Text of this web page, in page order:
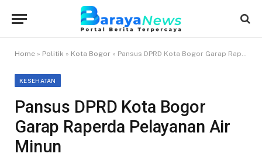
Home » Politik » Kota Bogor » Pansus DPRD Kota Bogor Garap Raperda Pelayanan Air Minun
KESEHATAN
Pansus DPRD Kota Bogor
Garap Raperda Pelayanan Air
Minun